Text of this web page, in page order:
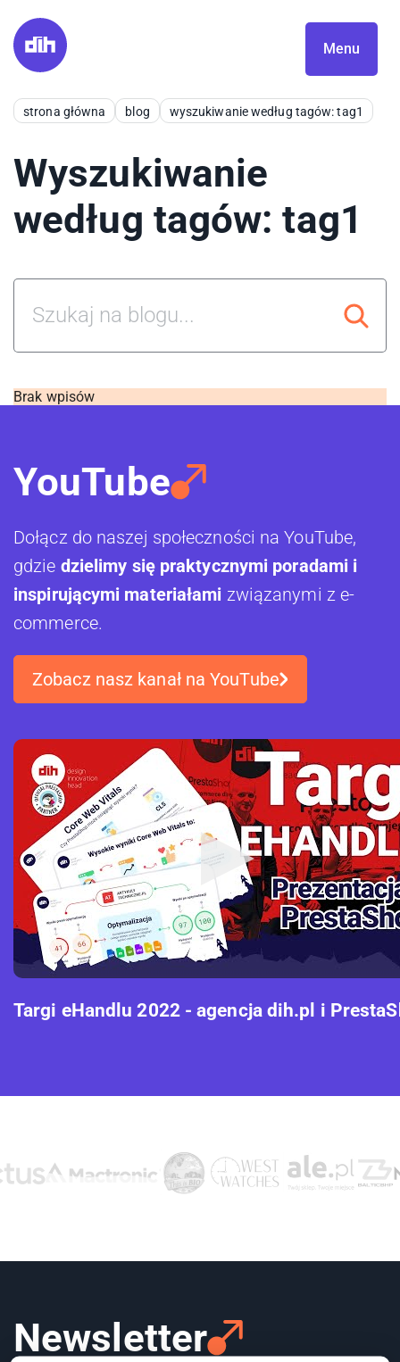
Menu
strona główna blog wyszukiwanie według tagów: tag1
Wyszukiwanie
według tagów: tag1
Brak wpisów
YouTube
Dołącz do naszej społeczności na YouTube,
gdzie dzielimy się praktycznymi poradami i
inspirującymi materiałami związanymi z e-
commerce.
Zobacz nasz kanał na YouTube
Targi eHandlu 2022 - agencja dih.pl i
Newsletter